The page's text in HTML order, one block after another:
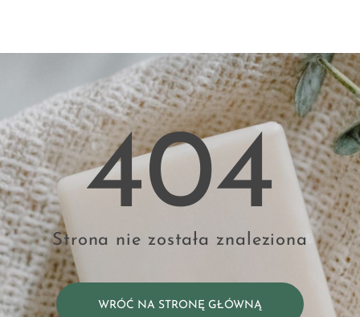
404
Strona nie została znaleziona
WRÓĆ NA STRONĘ GŁÓWNĄ